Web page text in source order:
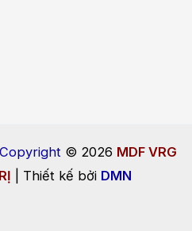
Copyright © 2026 MDF VRG
| Thiết kế bởi DMN